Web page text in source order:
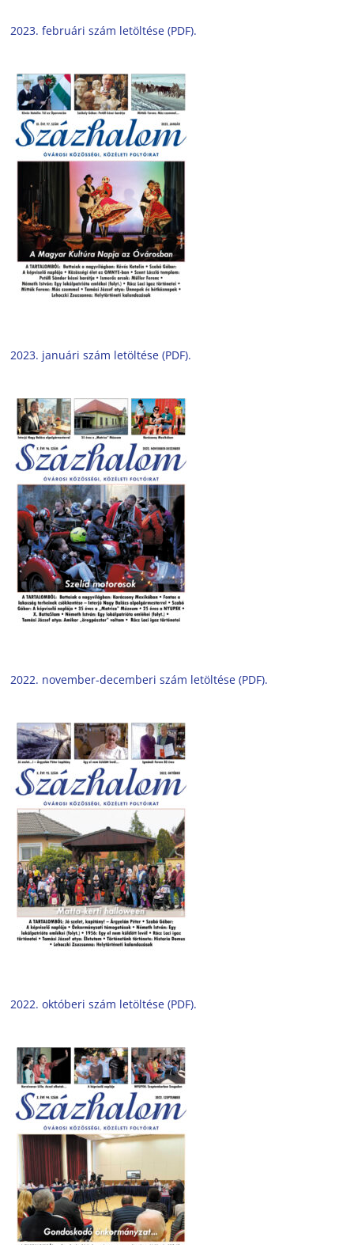
2023. februári szám letöltése (PDF).
2023. januári szám letöltése (PDF).
2022. november-decemberi szám letöltése (PDF).
2022. októberi szám letöltése (PDF).